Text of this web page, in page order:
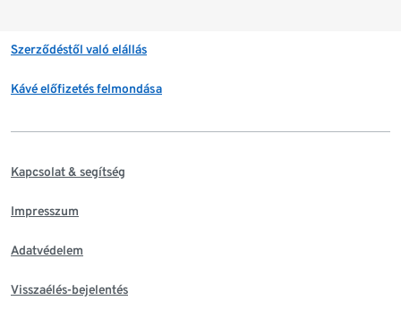
Szerződéstől való elállás
Kávé előfizetés felmondása
Kapcsolat & segítség
Impresszum
Adatvédelem
Visszaélés-bejelentés